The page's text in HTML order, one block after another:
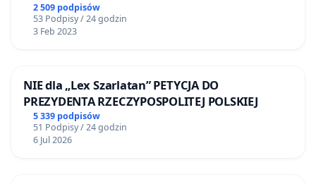
2 509 podpisów
53 Podpisy / 24 godzin
3 Feb 2023
NIE dla „Lex Szarlatan” PETYCJA DO
PREZYDENTA RZECZYPOSPOLITEJ POLSKIEJ
5 339 podpisów
51 Podpisy / 24 godzin
6 Jul 2026